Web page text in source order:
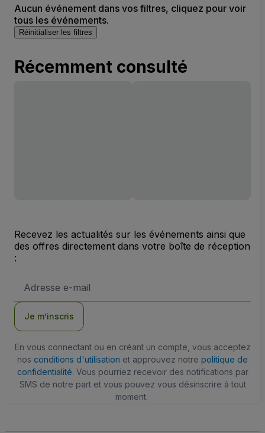
Aucun événement dans vos filtres, cliquez pour voir
tous les événements.
Réinitialiser les filtres
Récemment consulté
Recevez les actualités sur les événements ainsi que
des offres directement dans votre boîte de réception
:
e-
Je m’inscris
En vous connectant ou en créant un compte, vous acceptez
nos conditions d'utilisation et approuvez notre politique de
confidentialité. Vous pourriez recevoir des notifications par
SMS de notre part et vous pouvez vous désinscrire à tout
moment.